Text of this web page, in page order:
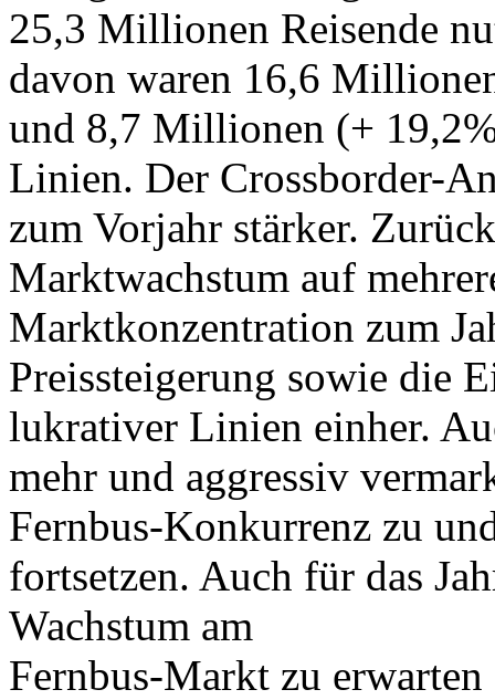
25,3 Millionen Reisende
davon waren 16,6
und 8,7 Millionen (+
Linien. Der Crossborder-
zum Vorjahr stärker.
Marktwachstum auf
Marktkonzentration zum
Preissteigerung sowie die
lukrativer Linien einher.
mehr und aggressiv
Fernbus-Konkurrenz zu
fortsetzen. Auch für das
Wachstum am
Fernbus-Markt zu erwarten